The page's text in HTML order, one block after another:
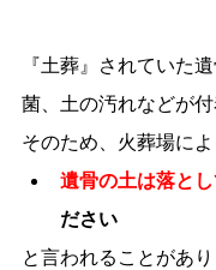
『土葬』されていた
菌、土の汚れなどが付
そのため、火葬場によ
遺骨の土は落とし
ださい
と言われることがあり